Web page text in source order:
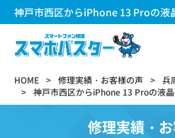
神戸市西区からiPhone 13 Proの液
HOME 修理実績・お客様の声 兵
神戸市西区からiPhone 13 Proの液
修理実績・